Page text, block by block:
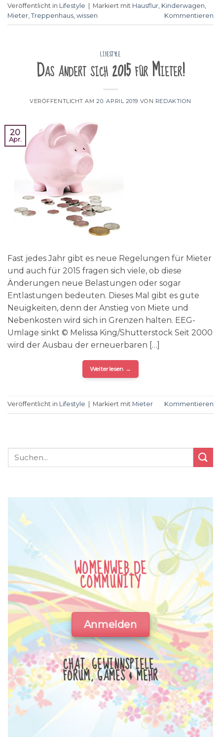
Veröffentlicht in Lifestyle | Markiert mit Hausflur Kinderwagen
Mieter Treppenhaus wissen Kommentieren
LIFESTYLE
Das ändert sich 2015 für Mieter!
VERÖFFENTLICHT AM20. APRIL 2019 VON REDAKTION
20
Apr.
Fast jedes Jahr gibt es neue Regelungen für Mieter
und auch für 2015 fragen sich viele, ob diese
Änderungen neue Belastungen oder sogar
Entlastungen bedeuten. Dieses Mal gibt es gute
Neuigkeiten, denn der Anstieg von Miete und
Nebenkosten wird sich in Grenzen halten. EEG-
Umlage sinkt © Melissa King/Shutterstock Seit 2000
wird der Ausbau der erneuerbaren […]
Weiterlesen →
Veröffentlicht in Lifestyle Markiert mit Mieter Kommentieren
WOMENWEB.DE
COMMUNITY
Anmelden
CHAT, GEWINNSPIELE,
FORUM, GAMES & MEHR